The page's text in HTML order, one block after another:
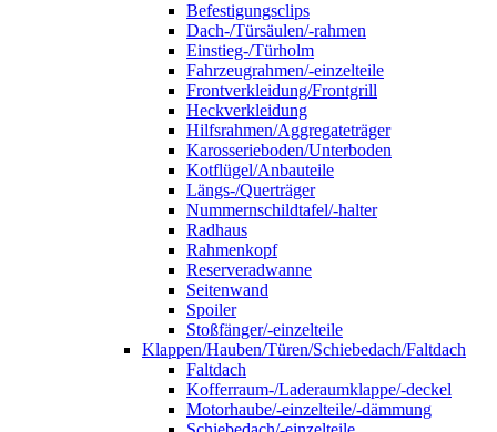
Befestigungsclips
Dach-/Türsäulen/-rahmen
Einstieg-/Türholm
Fahrzeugrahmen/-einzelteile
Frontverkleidung/Frontgrill
Heckverkleidung
Hilfsrahmen/Aggregateträger
Karosserieboden/Unterboden
Kotflügel/Anbauteile
Längs-/Querträger
Nummernschildtafel/-halter
Radhaus
Rahmenkopf
Reserveradwanne
Seitenwand
Spoiler
Stoßfänger/-einzelteile
Klappen/Hauben/Türen/Schiebedach/Faltdach
Faltdach
Kofferraum-/Laderaumklappe/-deckel
Motorhaube/-einzelteile/-dämmung